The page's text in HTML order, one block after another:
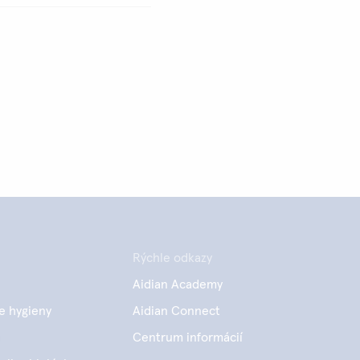
hygieny
Rýchle odkazy
Aidian Academy
Aidian Connect
Centrum informácií